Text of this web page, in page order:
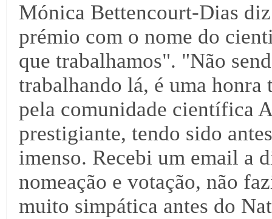
Mónica Bettencourt-Dias
prémio com o nome do
que trabalhamos". "Não
trabalhando lá, é uma
pela comunidade científica
prestigiante, tendo sido
imenso. Recebi um email a
nomeação e votação, não
muito simpática antes do